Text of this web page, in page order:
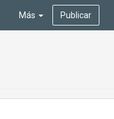
Más Publicar